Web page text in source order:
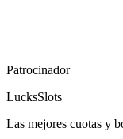
Patrocinador
LucksSlots
Las mejores cuotas y